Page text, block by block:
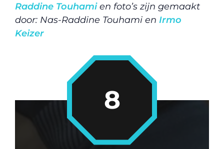
Raddine Touhamien foto’s zijn gemaakt
door: Nas-Raddine Touhami en Irmo
Keizer
8